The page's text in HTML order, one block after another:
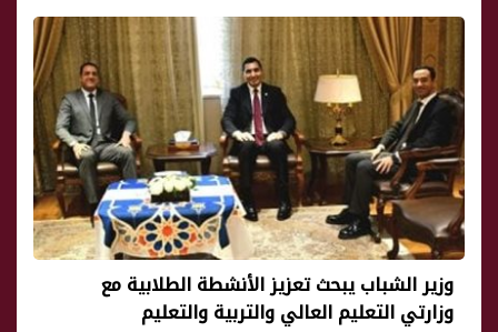
وزير الشباب يبحث تعزيز الأنشطة الطلابية مع
وزارتي التعليم العالي والتربية والتعليم